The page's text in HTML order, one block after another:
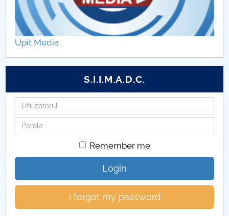
Upit Media
S.I.I.M.A.D.C.
Username
Password
Remember me
Login
I forgot my password